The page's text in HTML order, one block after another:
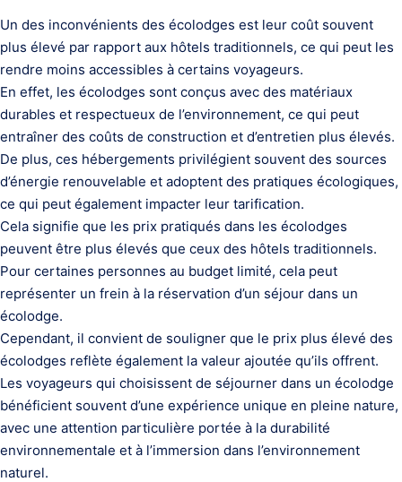
Un des inconvénients des écolodges est leur coût souvent
plus élevé par rapport aux hôtels traditionnels, ce qui peut les
rendre moins accessibles à certains voyageurs.
En effet, les écolodges sont conçus avec des matériaux
durables et respectueux de l’environnement, ce qui peut
entraîner des coûts de construction et d’entretien plus élevés.
De plus, ces hébergements privilégient souvent des sources
d’énergie renouvelable et adoptent des pratiques écologiques,
ce qui peut également impacter leur tarification.
Cela signifie que les prix pratiqués dans les écolodges
peuvent être plus élevés que ceux des hôtels traditionnels.
Pour certaines personnes au budget limité, cela peut
représenter un frein à la réservation d’un séjour dans un
écolodge.
Cependant, il convient de souligner que le prix plus élevé des
écolodges reflète également la valeur ajoutée qu’ils offrent.
Les voyageurs qui choisissent de séjourner dans un écolodge
bénéficient souvent d’une expérience unique en pleine nature,
avec une attention particulière portée à la durabilité
environnementale et à l’immersion dans l’environnement
naturel.